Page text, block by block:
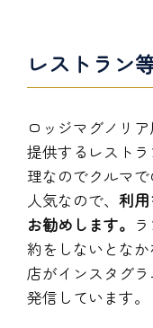
レストラン
ロッジマグノリ
提供するレスト
理なのでクルマ
人気なので、 利
お勧めします。
約をしないとな
店がインスタグ
発信しています。